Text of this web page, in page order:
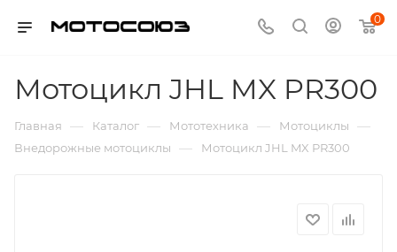
0
Мотоцикл JHL MX PR300
Главная — Каталог — Мототехника — Мотоциклы —
Внедорожные мотоциклы — Мотоцикл JHL MX PR300